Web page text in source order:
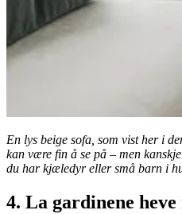
En lys beige sofa, som vist her i
kan være fin å se på – men
du har kjæledyr eller små barn i
4. La gardinene